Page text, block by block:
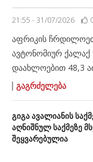
21:55 - 31/07/2026
აფრიკის ჩრდილოეთ
ავტონომიურ
დაახლოებით 48,3
მანამდე, ესპანეთის
სეუტაში ბოლო 24
ჩავიდა. ამასთან,
რაოდენობა 60
ᲒᲐᲒᲠᲫᲔᲚᲔᲑᲐ
გიგა ავალიანის
აღნიშნულ საქმეზე
შეყვარებულია